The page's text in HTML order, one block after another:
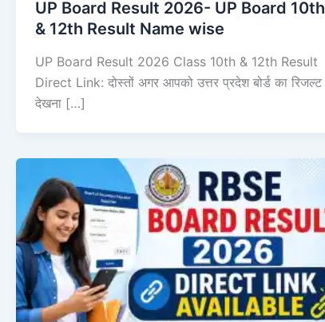
UP Board Result 2026- UP Board 10th
& 12th Result Name wise
UP Board Result 2026 Class 10th & 12th Result
Direct Link: दोस्तों अगर आपको उत्तर प्रदेश बोर्ड का रिजल्ट
देखना […]